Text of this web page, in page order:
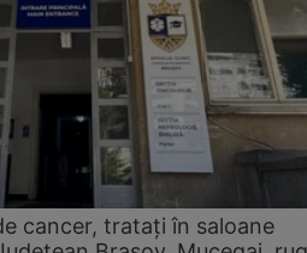
cancer, tratați în saloane